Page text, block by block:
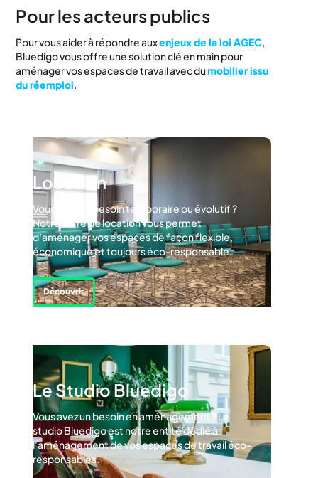
Pour les acteurs publics
Pour vous aider à répondre auxenjeux de la loi AGEC,
Bluedigo vous offre une solution clé en main pour
aménager vos espaces de travail avec dumobilier issu
du réemploi.
Location
Vous avez un besoin temporaire ou évolutif ?
Notre offre de location vous permet
d’aménager vos espaces de façon flexible,
économique et toujours éco-responsable.
Découvrir
Le Studio Bluedigo
Vous avez un besoin en aménagement ? Le
studio Bluedigo est notre entité dédié à
l'aménagement de vos espaces de travail éco-
responsables.